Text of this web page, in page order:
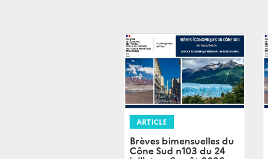
ARTICLE
Brèves bimensuelles du
Cône Sud n103 du 24